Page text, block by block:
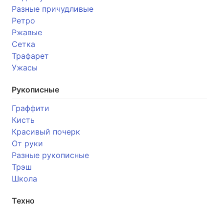
Разные причудливые
Ретро
Ржавые
Сетка
Трафарет
Ужасы
Рукописные
Граффити
Кисть
Красивый почерк
От руки
Разные рукописные
Трэш
Школа
Техно